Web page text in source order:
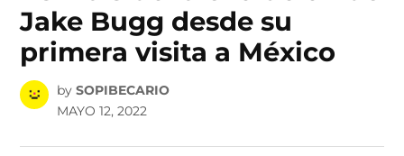
Jake Bugg desde su
primera visita a México
by SOPIBECARIO
MAYO 12, 2022